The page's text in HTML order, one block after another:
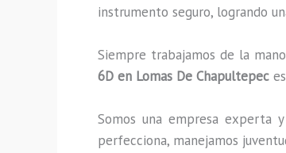
instrumento seguro, logrando
Siempre trabajamos de la
6D en Lomas De Chapultepec
Somos una empresa experta
perfecciona, manejamos